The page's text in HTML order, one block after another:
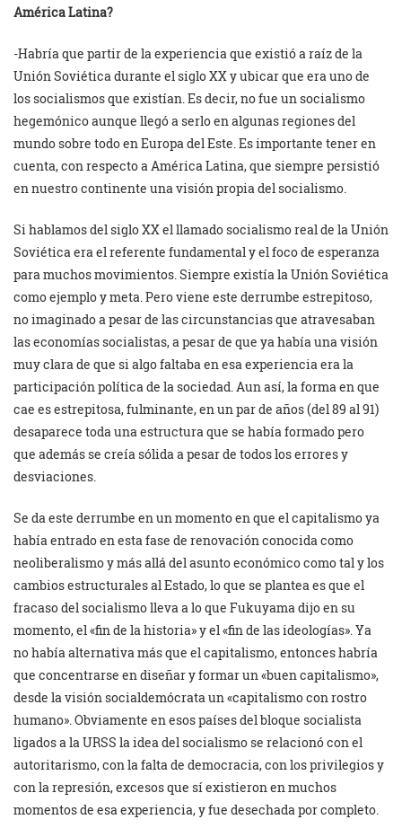
América Latina?
-Habría que partir de la experiencia que existió a raíz de la
Unión Soviética durante el siglo XX y ubicar que era uno de
los socialismos que existían. Es decir, no fue un socialismo
hegemónico aunque llegó a serlo en algunas regiones del
mundo sobre todo en Europa del Este. Es importante tener en
cuenta, con respecto a América Latina, que siempre persistió
en nuestro continente una visión propia del socialismo.
Si hablamos del siglo XX el llamado socialismo real de la Unión
Soviética era el referente fundamental y el foco de esperanza
para muchos movimientos. Siempre existía la Unión Soviética
como ejemplo y meta. Pero viene este derrumbe estrepitoso,
no imaginado a pesar de las circunstancias que atravesaban
las economías socialistas, a pesar de que ya había una visión
muy clara de que si algo faltaba en esa experiencia era la
participación política de la sociedad. Aun así, la forma en que
cae es estrepitosa, fulminante, en un par de años (del 89 al 91)
desaparece toda una estructura que se había formado pero
que además se creía sólida a pesar de todos los errores y
desviaciones.
Se da este derrumbe en un momento en que el capitalismo ya
había entrado en esta fase de renovación conocida como
neoliberalismo y más allá del asunto económico como tal y los
cambios estructurales al Estado, lo que se plantea es que el
fracaso del socialismo lleva a lo que Fukuyama dijo en su
momento, el «fin de la historia» y el «fin de las ideologías». Ya
no había alternativa más que el capitalismo, entonces habría
que concentrarse en diseñar y formar un «buen capitalismo»,
desde la visión socialdemócrata un «capitalismo con rostro
humano». Obviamente en esos países del bloque socialista
ligados a la URSS la idea del socialismo se relacionó con el
autoritarismo, con la falta de democracia, con los privilegios y
con la represión, excesos que sí existieron en muchos
momentos de esa experiencia, y fue desechada por completo.